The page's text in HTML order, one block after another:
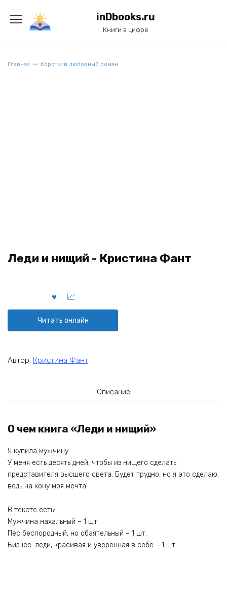
содержанию
inDbooks.ru
Книги в цифре
Главная Короткий любовный роман
Леди и нищий - Кристина Фант
Читать онлайн
Автор: Кристина Фант
Описание
О чем книга «Леди и нищий»
Я купила мужчину.
У меня есть десять дней, чтобы из нищего сделать
представителя высшего света. Будет трудно, но я это сделаю,
ведь на кону моя мечта!
В тексте есть:
Мужчина нахальный – 1 шт.
Пес беспородный, но обаятельный – 1 шт.
Бизнес-леди, красивая и уверенная в себе – 1 шт.